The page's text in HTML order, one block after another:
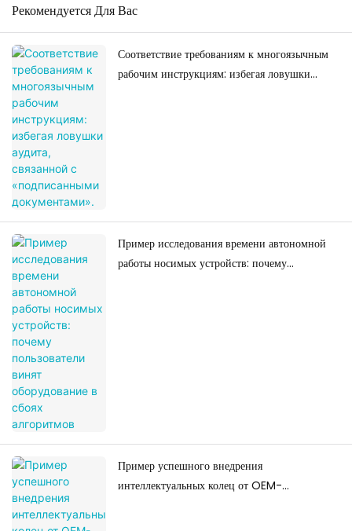
Рекомендуется Для Вас
Соответствие требованиям к многоязычным
рабочим инструкциям: избегая ловушки
Пример исследования времени автономной
работы носимых устройств: почему
Пример успешного внедрения
интеллектуальных колец от OEM-